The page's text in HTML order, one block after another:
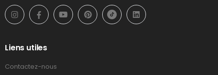
Liens utiles
Contactez-nous